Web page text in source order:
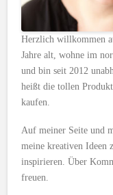
Herzlich willkommen
Jahre alt, wohne im
und bin seit 2012
heißt die tollen
kaufen.
Auf meiner Seite und
meine kreativen Ideen
inspirieren. Über
freuen.